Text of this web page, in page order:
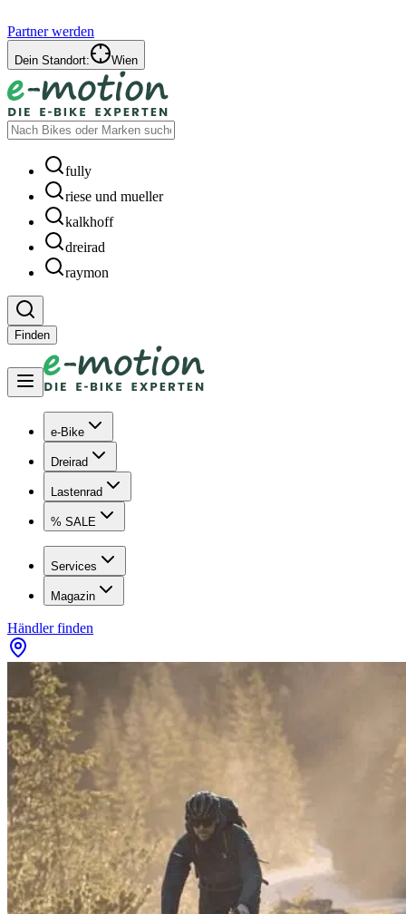
Partner werden
Dein Standort: Wien
fully
riese und mueller
kalkhoff
dreirad
raymon
Finden
e-Bike
Dreirad
Lastenrad
% SALE
Services
Magazin
Händler finden